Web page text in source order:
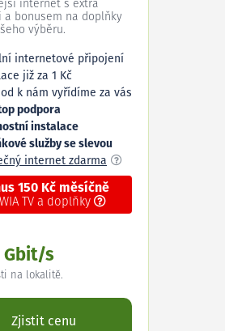
internet s extra
a bonusem na doplňky
výběru.
internetové připojení
již za 1 Kč
k nám vyřídíme za vás
podpora
instalace
služby se slevou
internet zdarma
150 Kč měsíčně
TV a doplňky
Gbit/s
na lokalitě.
Zjistit cenu